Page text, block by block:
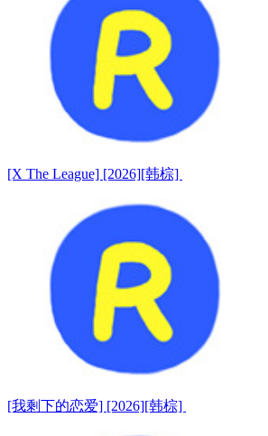
[X The League] [2026][韩棕]
[我剩下的恋爱] [2026][韩棕]